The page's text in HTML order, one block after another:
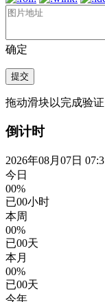
确定
提交
拖动滑块以完成验证
倒计时
2026年08月07日
今日
00%
已00小时
本周
00%
已00天
本月
00%
已00天
今年